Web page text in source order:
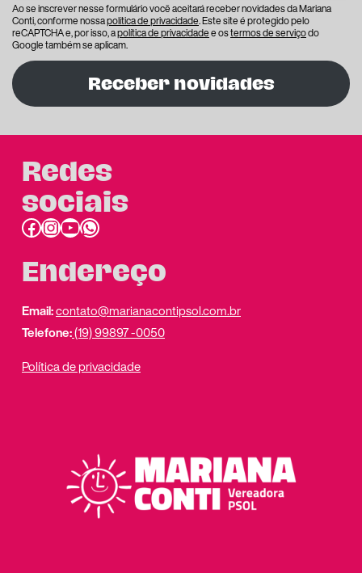
Ao se inscrever nesse formulário você aceitará receber novidades da Mariana
Conti, conforme nossapolítica de privacidade. Este site é protegido pelo
reCAPTCHA e, por isso, apolítica de privacidadee ostermos de serviçodo
Google também se aplicam.
Receber novidades
Redes
sociais
Facebook InstagramYoutube link do whatsapp
Endereço
Email:contato@marianacontipsol.com.br
Telefone:(19) 99897 -0050
Política de privacidade